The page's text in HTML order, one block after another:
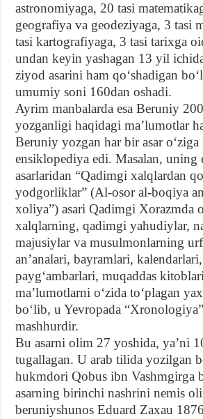
astronomiyaga, 20 tasi
geografiya va geodeziyaga, 3 tasi
tasi kartografiyaga, 3 tasi tarixga
undan keyin yashagan 13 yil
ziyod asarini ham qoʻshadigan
umumiy soni 160dan oshadi.
Ayrim manbalarda esa Beruniy
yozganligi haqidagi maʼlumotlar
Beruniy yozgan har bir asar oʻziga
ensiklopediya edi. Masalan, uning
asarlaridan “Qadimgi xalqlardan
yodgorliklar” (Al-osor al-boqiya
xoliya”) asari Qadimgi Xorazmda
xalqlarning, qadimgi yahudiylar,
majusiylar va musulmonlarning
anʼanalari, bayramlari,
paygʻambarlari, muqaddas
maʼlumotlarni oʻzida toʻplagan
boʻlib, u Yevropada
mashhurdir.
Bu asarni olim 27 yoshida, yaʼni
tugallagan. U arab tilida yozilgan
hukmdori Qobus ibn Vashmgirga
asarning birinchi nashrini nemis
beruniyshunos Eduard Zaxau